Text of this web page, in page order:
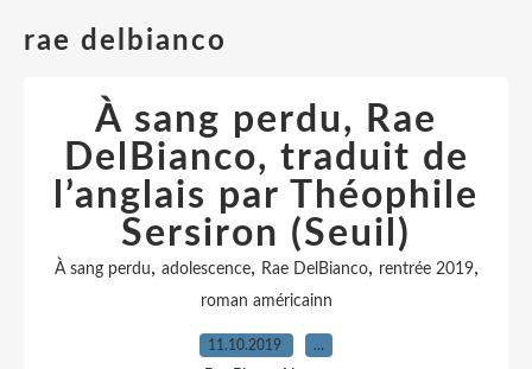
rae delbianco
À sang perdu, Rae
DelBianco, traduit de
l’anglais par Théophile
Sersiron (Seuil)
À sang perdu, adolescence, Rae DelBianco, rentrée 2019,
roman américainn
11.10.2019 …